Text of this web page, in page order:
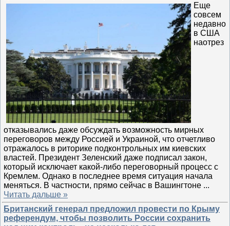
Еще
совсем
недавно
в США
наотрез
отказывались даже обсуждать возможность мирных
переговоров между Россией и Украиной, что отчетливо
отражалось в риторике подконтрольных им киевских
властей. Президент Зеленский даже подписал закон,
который исключает какой-либо переговорный процесс с
Кремлем. Однако в последнее время ситуация начала
меняться. В частности, прямо сейчас в Вашингтоне ...
Читать дальше »
Британский генерал предложил провести по Крыму
референдум, чтобы позволить России сохранить